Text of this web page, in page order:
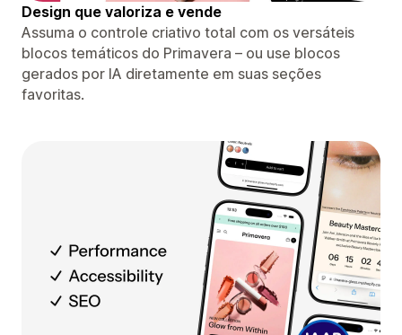
Design que valoriza e vende
Assuma o controle criativo total com os versáteis
blocos temáticos do Primavera – ou use blocos
gerados por IA diretamente em suas seções
favoritas.